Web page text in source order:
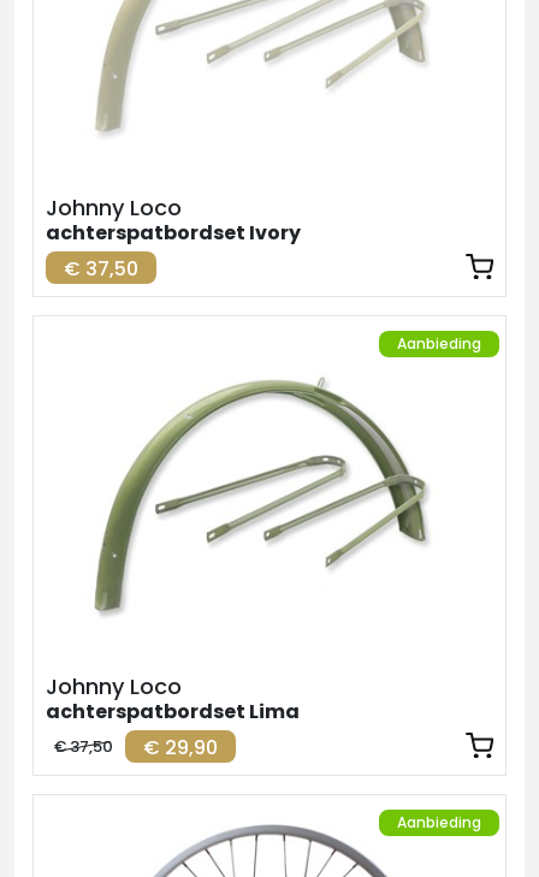
Johnny Loco
achterspatbordset Ivory
€ 37,50
Aanbieding
Johnny Loco
achterspatbordset Lima
€ 29,90
€ 37,50
Aanbieding